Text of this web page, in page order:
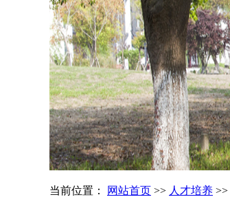
-->
当前位置： 网站首页 >> 人才培养 >>